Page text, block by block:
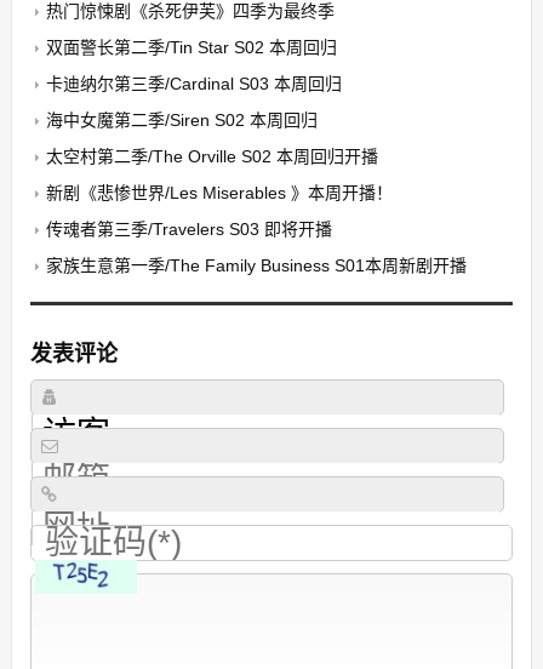
热门惊悚剧《杀死伊芙》四季为最终季
双面警长第二季/Tin Star S02 本周回归
卡迪纳尔第三季/Cardinal S03 本周回归
海中女魔第二季/Siren S02 本周回归
太空村第二季/The Orville S02 本周回归开播
新剧《悲惨世界/Les Miserables 》本周开播！
传魂者第三季/Travelers S03 即将开播
家族生意第一季/The Family Business S01本周新剧开播
发表评论